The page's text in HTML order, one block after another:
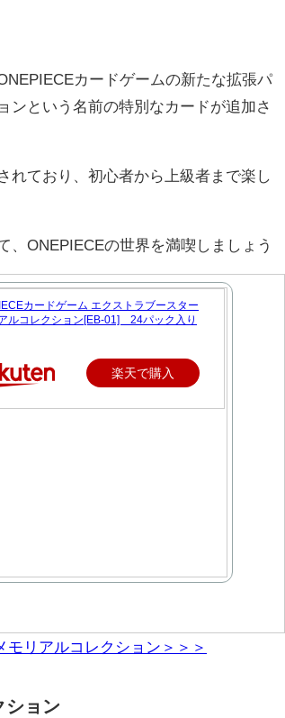
カードゲームの新たな拡張パ
ンという名前の特別なカードが追加さ
れており、初心者から上級者まで楽し
、ONEPIECEの世界を満喫しましょう
カードゲーム エクストラブースター
ルコレクション[EB-01] 24パック入り
楽天で購入
モリアルコレクション＞＞＞
ション